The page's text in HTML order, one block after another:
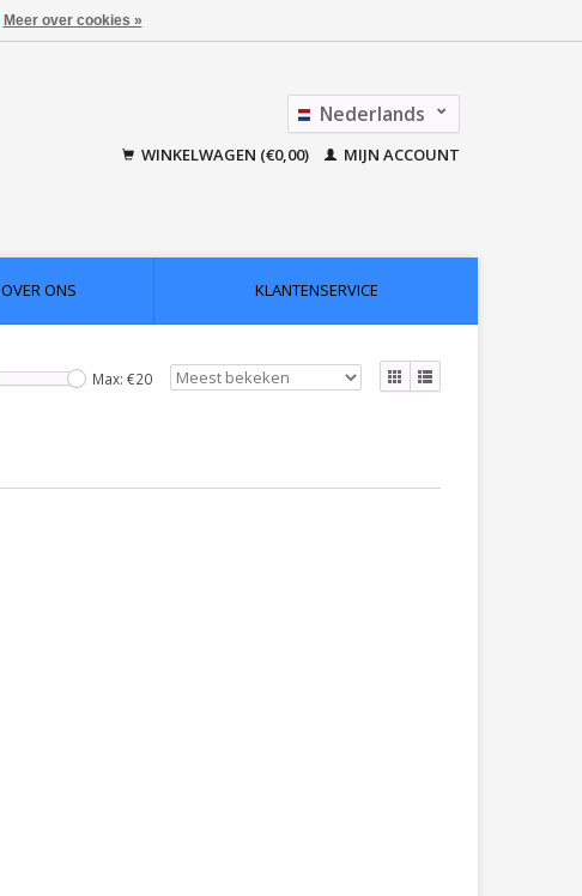
Nederlands
Français
WINKELWAGEN (€0,00) MIJN ACCOUNT
OVER ONS KLANTENSERVICE
Max: €20
Meer over cookies »